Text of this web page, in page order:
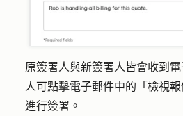
原簽署人與新簽署人皆會收到
人可點擊電子郵件中的 「檢視
進行簽署。